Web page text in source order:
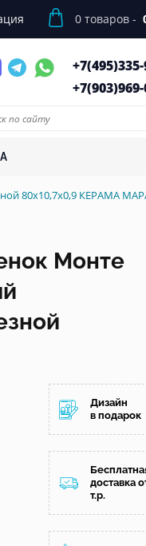
0 товаров -
+7(495)
+7(903)
80x10,7x0,9 КЕРАМА
Монте
Дизайн
в подарок
доставка
т.р.